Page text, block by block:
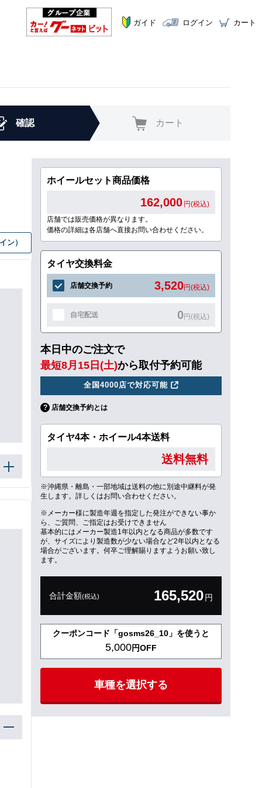
ガイド ログイン カート
確認 カート
ン）
ホイールセット商品価格
162,000 円(税込)
店舗では販売価格が異なります。
価格の詳細は各店舗へ直接お問い合わせください。
タイヤ交換料金
店舗交換予約 3,520円(税込)
自宅配送 0円(税込)
本日中のご注文で
最短8月15日(土)から取付予約可能
全国4000店で対応可能
店舗交換予約とは
タイヤ4本・ホイール4本送料
送料無料
※沖縄県・離島・一部地域は送料の他に別途中継料が発
生します。詳しくはお問い合わせください。
※メーカー様に製造年週を指定した発注ができない事か
ら、ご質問、ご指定はお受けできません
基本的にはメーカー製造1年以内となる商品が多数です
が、サイズにより製造数が少ない場合など2年以内となる
場合がございます。何卒ご理解賜りますようお願い致し
ます。
合計金額(税込) 165,520円
クーポンコード「gosms26_10」を使うと
5,000円OFF
車種を選択する